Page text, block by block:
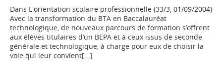
Dans L'orientation scolaire professionnelle (33/3, 01/09/2004)
Avec la transformation du BTA en Baccalauréat
technologique, de nouveaux parcours de formation s’offrent
aux élèves titulaires d’un BEPA et à ceux issus de seconde
générale et technologique, à charge pour eux de choisir la
voie qui leur convient[...]